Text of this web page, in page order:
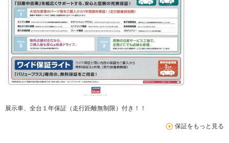
展示車、全台１年保証（走行距離無制限）付き！！
保証をもっと見る